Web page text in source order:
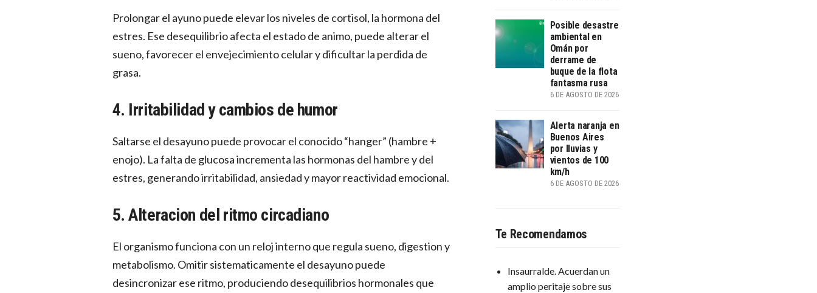
Prolongar el ayuno puede elevar los niveles de cortisol, la hormona del
estres. Ese desequilibrio afecta el estado de animo, puede alterar el
sueno, favorecer el envejecimiento celular y dificultar la perdida de
grasa.
4. Irritabilidad y cambios de humor
Saltarse el desayuno puede provocar el conocido “hanger” (hambre +
enojo). La falta de glucosa incrementa las hormonas del hambre y del
estres, generando irritabilidad, ansiedad y mayor reactividad emocional.
5. Alteracion del ritmo circadiano
El organismo funciona con un reloj interno que regula sueno, digestion y
metabolismo. Omitir sistematicamente el desayuno puede
desincronizar ese ritmo, produciendo desequilibrios hormonales que
Posible desastre
ambiental en
Omán por
derrame de
buque de la flota
fantasma rusa
6 DE AGOSTO DE 2026
Alerta naranja en
Buenos Aires
por lluvias y
vientos de 100
km/h
6 DE AGOSTO DE 2026
Te Recomendamos
Insaurralde. Acuerdan un
amplio peritaje sobre sus